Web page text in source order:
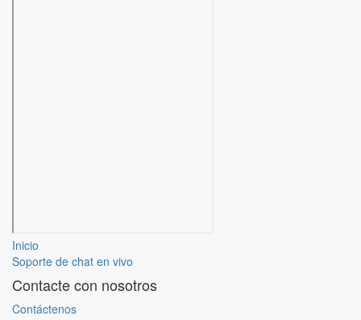
Inicio
Soporte de chat en vivo
Contacte con nosotros
Contáctenos